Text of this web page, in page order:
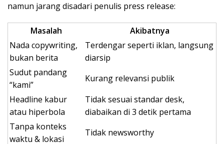
namun jarang disadari penulis press release:
Masalah
Akibatnya
Nada copywriting,
bukan berita
Terdengar seperti iklan, langsung
diarsip
Sudut pandang
“kami”
Kurang relevansi publik
Headline kabur
atau hiperbola
Tidak sesuai standar desk,
diabaikan di 3 detik pertama
Tanpa konteks
waktu & lokasi
Tidak newsworthy